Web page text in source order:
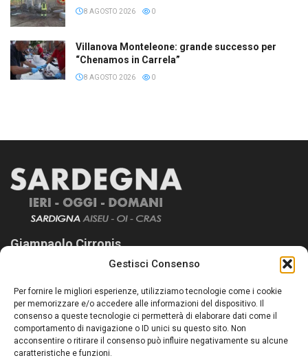
Gestisci Consenso
Per fornire le migliori esperienze, utilizziamo tecnologie come i cookie
per memorizzare e/o accedere alle informazioni del dispositivo. Il
consenso a queste tecnologie ci permetterà di elaborare dati come il
comportamento di navigazione o ID unici su questo sito. Non
acconsentire o ritirare il consenso può influire negativamente su alcune
caratteristiche e funzioni.
8 AGOSTO 2026 0
Villanova Monteleone: grande successo per
“Chenamos in Carrela”
8 AGOSTO 2026 0
Giampaolo Cirronis
Sardegna Ieri-Oggi-Domani nasce per informare “liberamente” i
lettori su quanto accade in Sardegna, con un occhio rivolto al
nostro passato e, soprattutto, al nostro futuro
Follow Us